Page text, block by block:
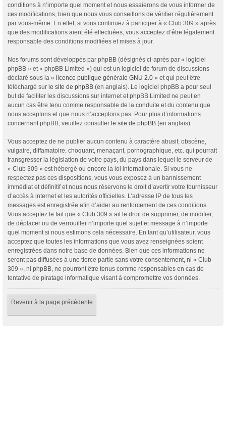
conditions à n’importe quel moment et nous essaierons de vous informer de
ces modifications, bien que nous vous conseillons de vérifier régulièrement
par vous-même. En effet, si vous continuez à participer à « Club 309 » après
que des modifications aient été effectuées, vous acceptez d’être légalement
responsable des conditions modifiées et mises à jour.
Nos forums sont développés par phpBB (désignés ci-après par « logiciel
phpBB » et « phpBB Limited ») qui est un logiciel de forum de discussions
déclaré sous la « licence publique générale GNU 2.0 » et qui peut être
téléchargé sur le site de phpBB (en anglais). Le logiciel phpBB a pour seul
but de faciliter les discussions sur internet et phpBB Limited ne peut en
aucun cas être tenu comme responsable de la conduite et du contenu que
nous acceptons et que nous n’acceptons pas. Pour plus d’informations
concernant phpBB, veuillez consulter le site de phpBB (en anglais).
Vous acceptez de ne publier aucun contenu à caractère abusif, obscène,
vulgaire, diffamatoire, choquant, menaçant, pornographique, etc. qui pourrait
transgresser la législation de votre pays, du pays dans lequel le serveur de
« Club 309 » est hébergé ou encore la loi internationale. Si vous ne
respectez pas ces dispositions, vous vous exposez à un bannissement
immédiat et définitif et nous nous réservons le droit d’avertir votre fournisseur
d’accès à internet et les autorités officielles. L’adresse IP de tous les
messages est enregistrée afin d’aider au renforcement de ces conditions.
Vous acceptez le fait que « Club 309 » ait le droit de supprimer, de modifier,
de déplacer ou de verrouiller n’importe quel sujet et message à n’importe
quel moment si nous estimons cela nécessaire. En tant qu’utilisateur, vous
acceptez que toutes les informations que vous avez renseignées soient
enregistrées dans notre base de données. Bien que ces informations ne
seront pas diffusées à une tierce partie sans votre consentement, ni « Club
309 », ni phpBB, ne pourront être tenus comme responsables en cas de
tentative de piratage informatique visant à compromettre vos données.
Revenir à la page précédente